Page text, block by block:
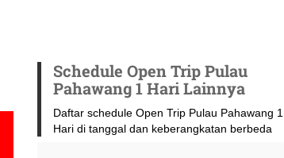
Schedule Open Trip Pulau
Pahawang 1 Hari Lainnya
Daftar schedule Open Trip Pulau Pahawang 1
Hari di tanggal dan keberangkatan berbeda